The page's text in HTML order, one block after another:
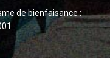
de bienfaisance :